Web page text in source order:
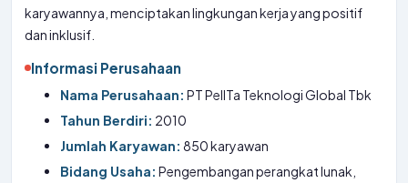
karyawannya, menciptakan lingkungan kerja yang positif
dan inklusif.
Informasi Perusahaan
Nama Perusahaan: PT PelITa Teknologi Global Tbk
Tahun Berdiri: 2010
Jumlah Karyawan: 850 karyawan
Bidang Usaha: Pengembangan perangkat lunak,